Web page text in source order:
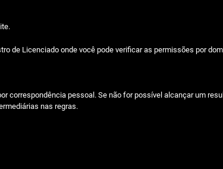
de Licenciado onde você pode verificar as permissões por
pessoal. Se não for possível alcançar um
nas regras.